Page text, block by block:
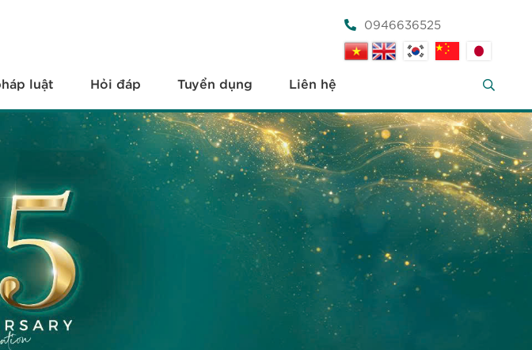
0946636525
luật Hỏi đáp Tuyển dụng Liên hệ